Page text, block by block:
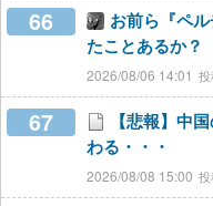
66
お前ら『ペ
たことあるか？
2026/08/06 14:01
67
【悲報】中
わる・・・
2026/08/08 15:00